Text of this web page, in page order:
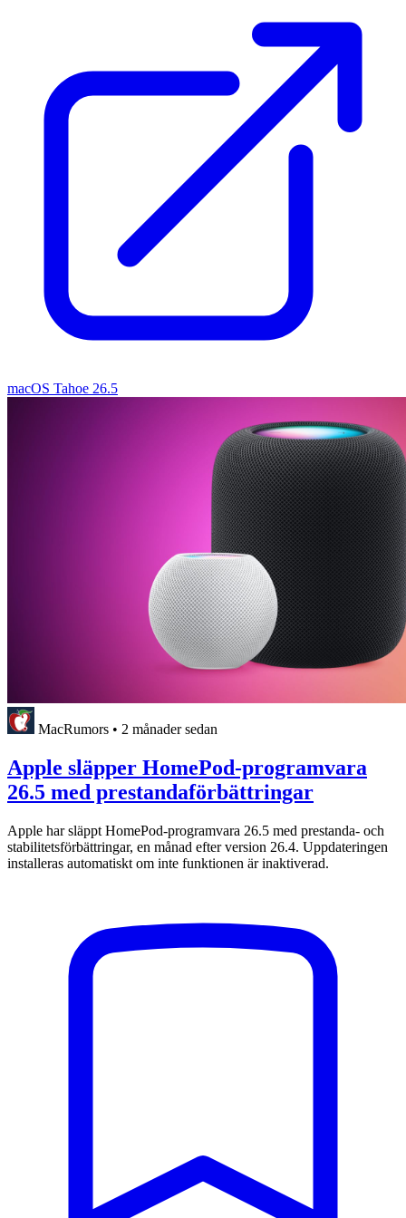
macOS Tahoe 26.5
MacRumors • 2 månader sedan
Apple släpper HomePod-programvara
26.5 med prestandaförbättringar
Apple har släppt HomePod-programvara 26.5 med prestanda- och
stabilitetsförbättringar, en månad efter version 26.4. Uppdateringen
installeras automatiskt om inte funktionen är inaktiverad.